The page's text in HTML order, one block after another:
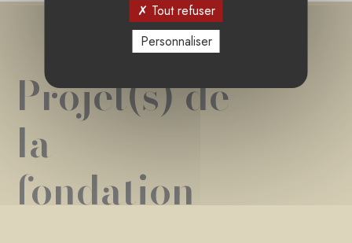
Projet(s) de
la
fondation
Tout refuser
Personnaliser